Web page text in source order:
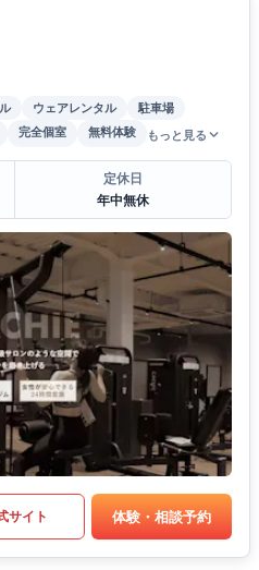
ウェアレンタル
駐車場
完全個室 無料体験 もっと見る
定休日
年中無休
サイト 体験・相談予約